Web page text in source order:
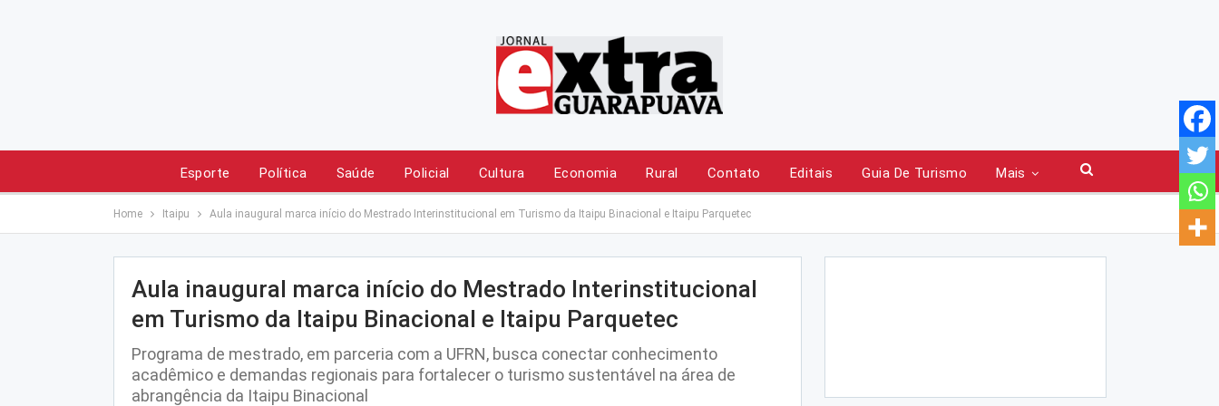
Esporte Política Saúde Policial Cultura Economia Rural Contato Editais Guia De Turismo Mais
Home Itaipu Aula inaugural marca início do Mestrado Interinstitucional em Turismo da Itaipu Binacional e Itaipu Parquetec
Aula inaugural marca início do Mestrado Interinstitucional
em Turismo da Itaipu Binacional e Itaipu Parquetec
Programa de mestrado, em parceria com a UFRN, busca conectar conhecimento
acadêmico e demandas regionais para fortalecer o turismo sustentável na área de
abrangência da Itaipu Binacional